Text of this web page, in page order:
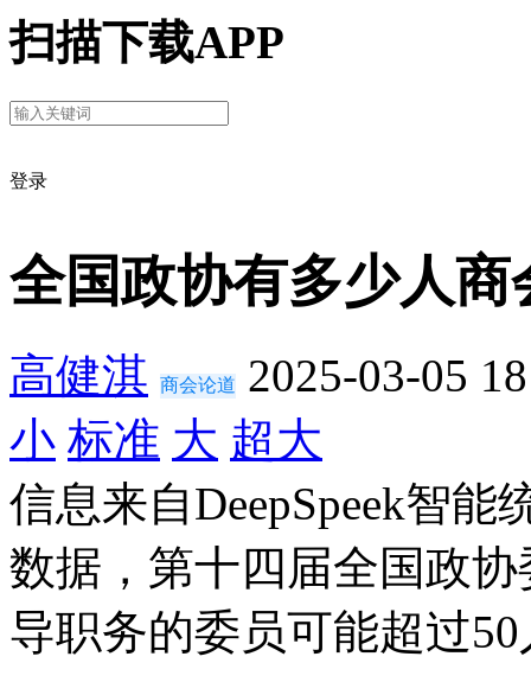
扫描下载APP
登录
全国政协有多少人
高健淇 商会论道
2025-03-05
小 标准 大 超大
信息来自DeepSpeek智
数据，第十四届全国政
导职务的委员可能超过50